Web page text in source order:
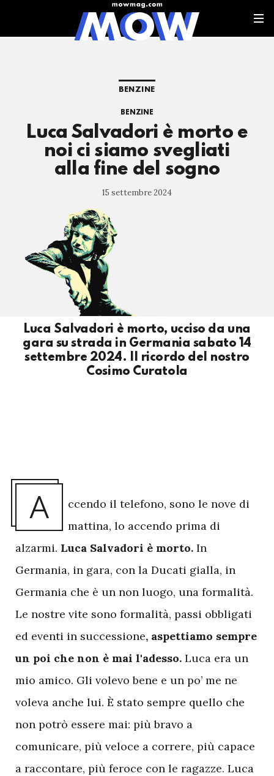
BENZINE
BENZINE
Luca Salvadori è morto e
noi ci siamo svegliati
alla fine del sogno
15 settembre 2024
Luca Salvadori è morto, ucciso da una
gara su strada in Germania sabato 14
settembre 2024. Il ricordo del nostro
Cosimo Curatola
A
ccendo il telefono, sono le nove di
mattina, lo accendo prima di
alzarmi. Luca Salvadori è morto. In
Germania, in gara, con la Ducati gialla, in
Germania che è un non luogo, una formalità.
Le nostre vite sono formalità, passi obbligati
ed eventi in successione, aspettiamo sempre
un poi che non è mai l'adesso. Luca era un
mio amico. Gli volevo bene e un po’ me ne
voleva anche lui. È stato sempre quello che
non potrò essere mai: più bravo a
comunicare, più veloce a correre, più capace
a raccontare, più feroce con le ragazze. Luca